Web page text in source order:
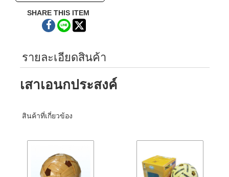
SHARE THIS ITEM
รายละเอียดสินค้า
เสาเอนกประสงค์
สินค้าที่เกี่ยวข้อง